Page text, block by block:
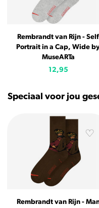
Rembrandt van Rijn - Self
Portrait in a Cap, Wide
MuseARTa
12,95
Speciaal voor jou
Rembrandt van Rijn -